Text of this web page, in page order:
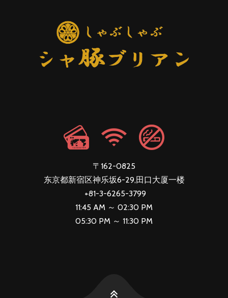
〒162-0825
东京都新宿区神乐坂6-29,田口大厦一楼
+81-3-6265-3799
11:45 AM ～ 02:30 PM
05:30 PM ～ 11:30 PM